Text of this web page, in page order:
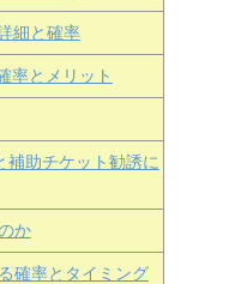
細と確率
率とメリット
補助チケット勧誘に
か
確率とタイミング